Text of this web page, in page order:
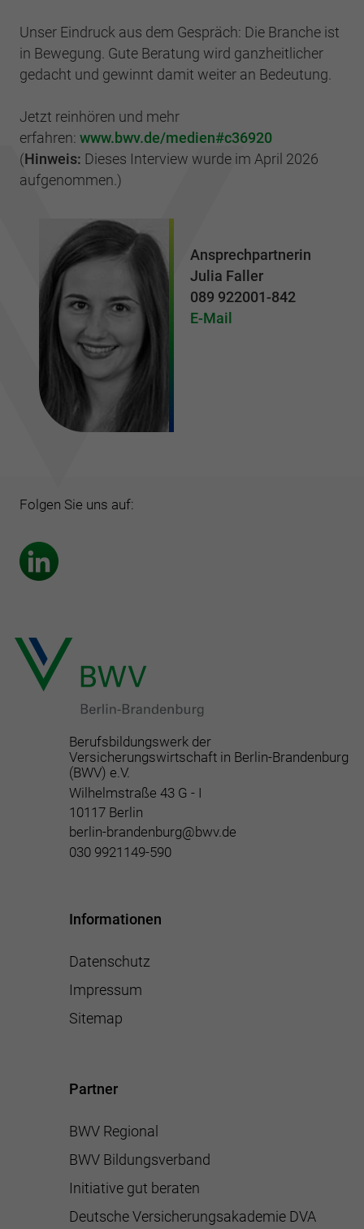
Unser Eindruck aus dem Gespräch: Die Branche ist
in Bewegung. Gute Beratung wird ganzheitlicher
gedacht und gewinnt damit weiter an Bedeutung.
Jetzt reinhören und mehr
erfahren: www.bwv.de/medien#c36920
(Hinweis: Dieses Interview wurde im April 2026
aufgenommen.)
Ansprechpartnerin
Julia Faller
089 922001-842
E-Mail
Folgen Sie uns auf:
Berufsbildungswerk der
Versicherungswirtschaft in Berlin-Brandenburg
(BWV) e.V.
Wilhelmstraße 43 G - I
10117 Berlin
berlin-brandenburg@bwv.de
030 9921149-590
Informationen
Datenschutz
Impressum
Sitemap
Partner
BWV Regional
BWV Bildungsverband
Initiative gut beraten
Deutsche Versicherungsakademie DVA